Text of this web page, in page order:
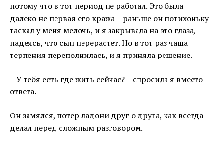
потому что в тот период не работал. Это была
далеко не первая его кража – раньше он потихоньку
таскал у меня мелочь, и я закрывала на это глаза,
надеясь, что сын перерастет. Но в тот раз чаша
терпения переполнилась, и я приняла решение.
– У тебя есть где жить сейчас? – спросила я вместо
ответа.
Он замялся, потер ладони друг о друга, как всегда
делал перед сложным разговором.